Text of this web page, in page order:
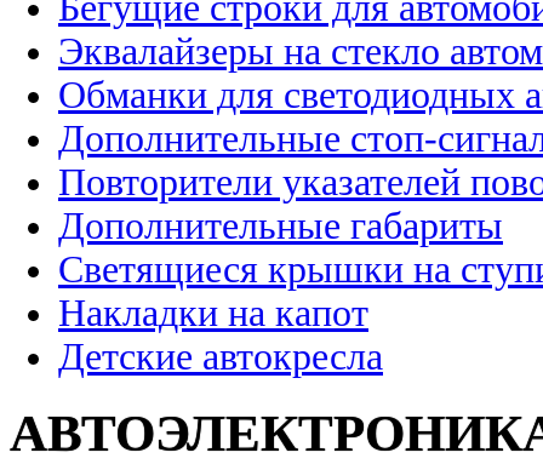
Эквалайзеры на стекло
Обманки для светодиодных
Дополнительные стоп-
Повторители указателей
Дополнительные габариты
Светящиеся крышки на
Накладки на капот
Детские автокресла